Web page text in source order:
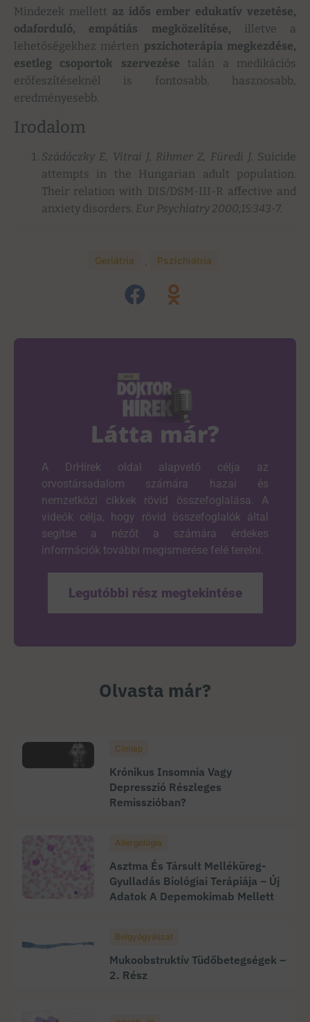
Mindezek mellett az idős ember edukatív vezetése,
odaforduló, empátiás megközelítése, illetve a
lehetőségekhez mérten pszichoterápia megkezdése,
esetleg csoportok szervezése talán a medikációs
erőfeszítéseknél is fontosabb, hasznosabb,
eredményesebb.
Irodalom
Szádóczky E, Vitrai J, Rihmer Z, Füredi J. Suicide
attempts in the Hungarian adult population.
Their relation with DIS/DSM-III-R affective and
anxiety disorders. Eur Psychiatry 2000;15:343-7.
Geriátria Pszichiátria
Látta már?
A DrHírek oldal alapvető célja az
orvostársadalom számára hazai és
nemzetközi cikkek rövid összefoglalása. A
videók célja, hogy rövid összefoglalók által
segítse a nézőt a számára érdekes
információk további megismerése felé terelni.
Legutóbbi rész megtekintése
Olvasta már?
Címlap
Krónikus Insomnia Vagy
Depresszió Részleges
Remisszióban?
Allergológia
Asztma És Társult Melléküreg-
Gyulladás Biológiai Terápiája – Új
Adatok A Depemokimab Mellett
Belgyógyászat
Mukoobstruktív Tüdőbetegségek –
2. Rész